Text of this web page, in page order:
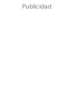
Publicidad